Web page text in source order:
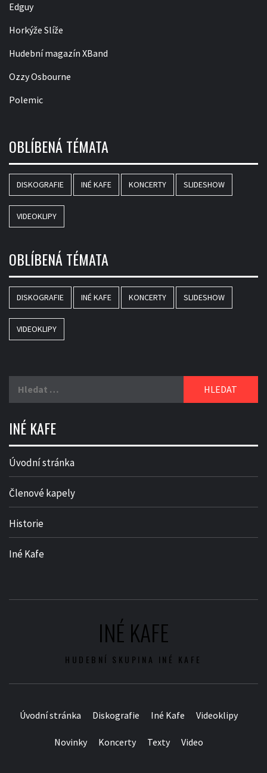
Edguy
Horkýže Slíže
Hudební magazín XBand
Ozzy Osbourne
Polemic
OBLÍBENÁ TÉMATA
DISKOGRAFIE INÉ KAFE KONCERTY SLIDESHOW
VIDEOKLIPY
OBLÍBENÁ TÉMATA
DISKOGRAFIE INÉ KAFE KONCERTY SLIDESHOW
VIDEOKLIPY
INÉ KAFE
Úvodní stránka
Členové kapely
Historie
Iné Kafe
INÉ KAFE
HUDEBNÍ SKUPINA INÉ KAFE
Úvodní stránka Diskografie Iné Kafe Videoklipy
Novinky Koncerty Texty Video